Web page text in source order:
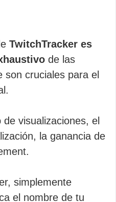
TwitchTracker es
de las
son cruciales para el
visualizaciones, el
la ganancia de
simplemente
el nombre de tu